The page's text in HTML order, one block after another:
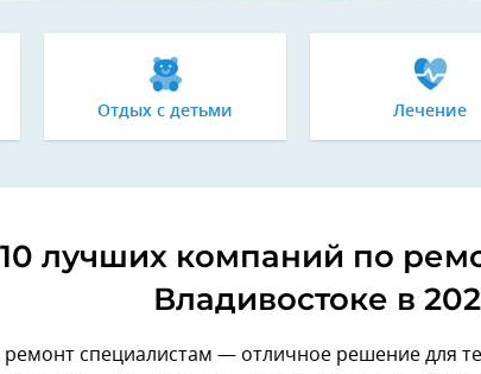
Отдых с детьми Лечение
10 лучших компаний по
Владивостоке в
ремонт специалистам — отличное решение для